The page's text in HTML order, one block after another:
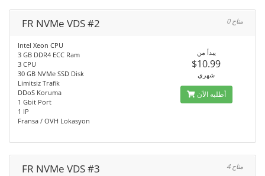
FR NVMe VDS #2 0 متاح
Intel Xeon CPU
3 GB DDR4 ECC Ram
3 CPU
30 GB NVMe SSD Disk
Limitsiz Trafik
DDoS Koruma
1 Gbit Port
1 IP
Fransa / OVH Lokasyon
يبدأ من
$10.99
شهري
أطلبه الآن
FR NVMe VDS #3 4 متاح